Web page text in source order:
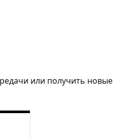
или получить новые